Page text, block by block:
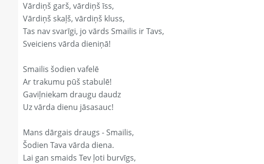
Vārdiņš garš, vārdiņš īss,
Vārdiņš skaļš, vārdiņš kluss,
Tas nav svarīgi, jo vārds Smailis ir Tavs,
Sveiciens vārda dieniņā!
Smailis šodien vafelē
Ar trakumu pūš stabulē!
Gaviļniekam draugu daudz
Uz vārda dienu jāsasauc!
Mans dārgais draugs - Smailis,
Šodien Tava vārda diena.
Lai gan smaids Tev ļoti burvīgs,